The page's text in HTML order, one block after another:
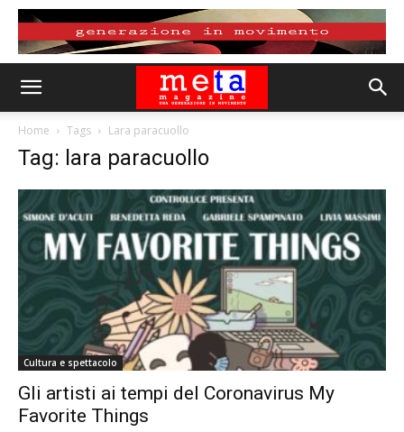
Home Tags Lara paracuollo
Tag: lara paracuollo
Cultura e spettacolo
Gli artisti ai tempi del Coronavirus My
Favorite Things